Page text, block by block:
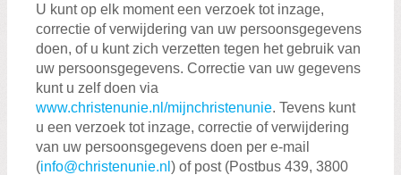
U kunt op elk moment een verzoek tot inzage,
correctie of verwijdering van uw persoonsgegevens
doen, of u kunt zich verzetten tegen het gebruik van
uw persoonsgegevens. Correctie van uw gegevens
kunt u zelf doen via
www.christenunie.nl/mijnchristenunie. Tevens kunt
u een verzoek tot inzage, correctie of verwijdering
van uw persoonsgegevens doen per e-mail
(info@christenunie.nl ) of post (Postbus 439, 3800